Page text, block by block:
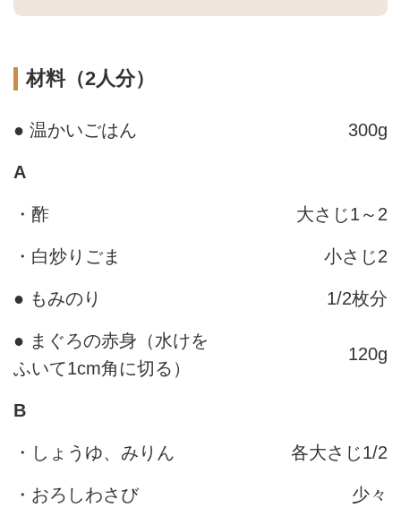
材料（2人分）
● 温かいごはん 300g
A
・酢 大さじ1～2
・白炒りごま 小さじ2
● もみのり 1/2枚分
● まぐろの赤身（水けを
ふいて1cm角に切る）
120g
B
・しょうゆ、みりん 各大さじ1/2
・おろしわさび 少々